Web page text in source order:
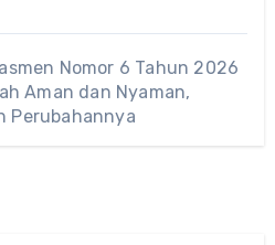
Nomor 6 Tahun 2026
Aman dan Nyaman,
Perubahannya